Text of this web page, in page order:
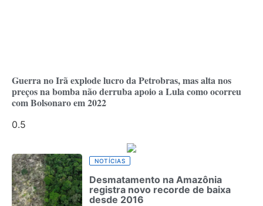
Guerra no Irã explode lucro da Petrobras, mas alta nos
preços na bomba não derruba apoio a Lula como ocorreu
com Bolsonaro em 2022
NOTÍCIAS
Desmatamento na Amazônia
registra novo recorde de baixa
desde 2016